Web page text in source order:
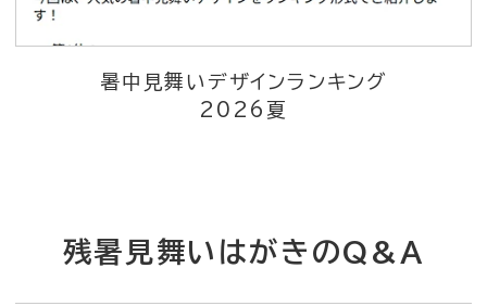
暑中見舞いデザインランキング
2026夏
残暑見舞いはがきのQ&A